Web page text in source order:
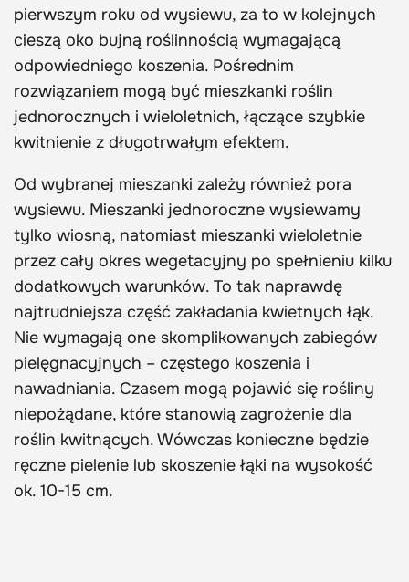
pierwszym roku od wysiewu, za to w kolejnych
cieszą oko bujną roślinnością wymagającą
odpowiedniego koszenia. Pośrednim
rozwiązaniem mogą być mieszkanki roślin
jednorocznych i wieloletnich, łączące szybkie
kwitnienie z długotrwałym efektem.
Od wybranej mieszanki zależy również pora
wysiewu. Mieszanki jednoroczne wysiewamy
tylko wiosną, natomiast mieszanki wieloletnie
przez cały okres wegetacyjny po spełnieniu kilku
dodatkowych warunków. To tak naprawdę
najtrudniejsza część zakładania kwietnych łąk.
Nie wymagają one skomplikowanych zabiegów
pielęgnacyjnych – częstego koszenia i
nawadniania. Czasem mogą pojawić się rośliny
niepożądane, które stanowią zagrożenie dla
roślin kwitnących. Wówczas konieczne będzie
ręczne pielenie lub skoszenie łąki na wysokość
ok. 10-15 cm.